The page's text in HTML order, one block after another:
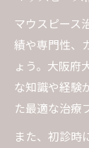
マウスピース
績や専門性、
ょう。大阪府
な知識や経験
た最適な治療
また、初診時